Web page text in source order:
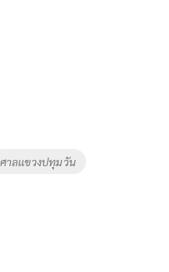
ศาลเเขวงปทุมวัน